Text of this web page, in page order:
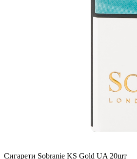
Сигарети Sobranie KS Gold UA 20шт